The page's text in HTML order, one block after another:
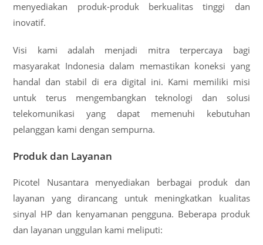
menyediakan produk-produk berkualitas tinggi dan
inovatif.
Visi kami adalah menjadi mitra terpercaya bagi
masyarakat Indonesia dalam memastikan koneksi yang
handal dan stabil di era digital ini. Kami memiliki misi
untuk terus mengembangkan teknologi dan solusi
telekomunikasi yang dapat memenuhi kebutuhan
pelanggan kami dengan sempurna.
Produk dan Layanan
Picotel Nusantara menyediakan berbagai produk dan
layanan yang dirancang untuk meningkatkan kualitas
sinyal HP dan kenyamanan pengguna. Beberapa produk
dan layanan unggulan kami meliputi: